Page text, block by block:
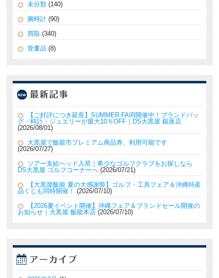
未分類 (140)
腕時計 (90)
買取 (340)
骨董品 (8)
【ご好評につき延長】SUMMER FAIR開催中！ブランドバッ
グ・時計・ジュエリーが最大10％OFF｜DS大黒屋 銀座店
2026/08/01
大黒屋で飯能市プレミアム商品券、利用可能です
2026/07/27
ツアー支給ヘッド入荷｜希少なゴルフクラブをお探しなら
DS大黒屋 ゴルフコーナーへ 2026/07/21
【大黒屋飯能 夏の大感謝祭】ゴルフ・工具フェア＆沖縄特産
品くじも同時開催！
2026/07/10
【2026夏イベント開催】沖縄フェア＆ブランドセール開催の
お知らせ｜大黒屋 飯能本店 2026/07/10